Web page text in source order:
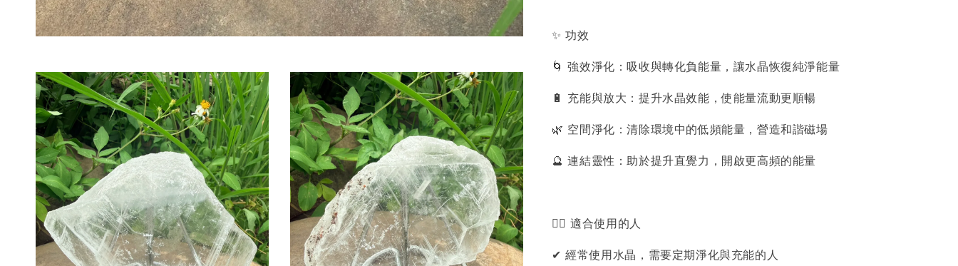
✨ 功效
🌀 強效淨化：吸收與轉化負能量，讓水晶恢復純淨能量
🔋 充能與放大：提升水晶效能，使能量流動更順暢
🌿 空間淨化：清除環境中的低頻能量，營造和諧磁場
🔮 連結靈性：助於提升直覺力，開啟更高頻的能量
🙋‍♀️ 適合使用的人
✔ 經常使用水晶，需要定期淨化與充能的人